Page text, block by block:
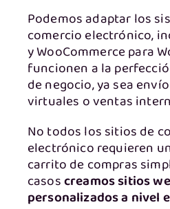
Podemos adaptar los
comercio electrónico,
y WooCommerce para
funcionen a la
de negocio, ya sea
virtuales o ventas
No todos los sitios de
electrónico requieren
carrito de compras
casoscreamos sitios
personalizados a nivel